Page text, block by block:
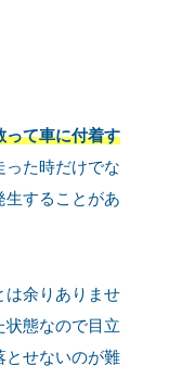
って車に付着す
った時だけでな
生することがあ
は余りありませ
状態なので目立
とせないのが難